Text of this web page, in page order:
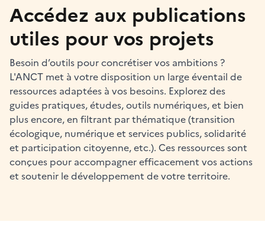
Accédez aux publications
utiles pour vos projets
Besoin d’outils pour concrétiser vos ambitions ?
L'ANCT met à votre disposition un large éventail de
ressources adaptées à vos besoins. Explorez des
guides pratiques, études, outils numériques, et bien
plus encore, en filtrant par thématique (transition
écologique, numérique et services publics, solidarité
et participation citoyenne, etc.). Ces ressources sont
conçues pour accompagner efficacement vos actions
et soutenir le développement de votre territoire.